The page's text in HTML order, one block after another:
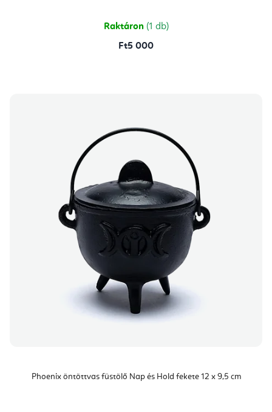
Raktáron (1 db)
Ft5 000
Phoenix öntöttvas füstölő Nap és Hold fekete 12 x 9,5 cm